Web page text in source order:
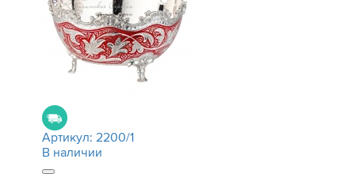
Артикул: 2200/1
В наличии